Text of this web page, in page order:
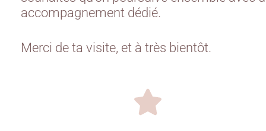
accompagnement dédié.
Merci de ta visite, et à très bientôt.